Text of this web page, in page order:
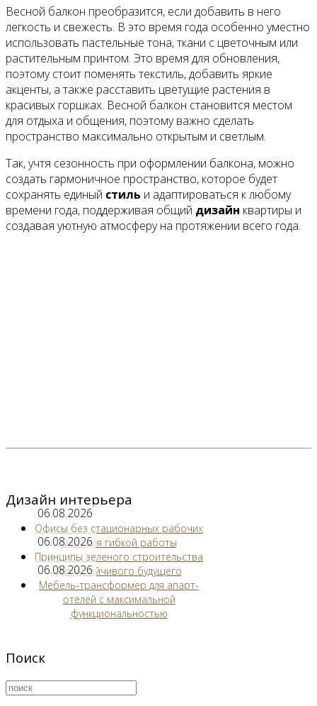
Весной балкон преобразится, если добавить в него
легкость и свежесть. В это время года особенно уместно
использовать пастельные тона, ткани с цветочным или
растительным принтом. Это время для обновления,
поэтому стоит поменять текстиль, добавить яркие
акценты, а также расставить цветущие растения в
красивых горшках. Весной балкон становится местом
для отдыха и общения, поэтому важно сделать
пространство максимально открытым и светлым.
Так, учтя сезонность при оформлении балкона, можно
создать гармоничное пространство, которое будет
сохранять единый стиль и адаптироваться к любому
времени года, поддерживая общий дизайн квартиры и
создавая уютную атмосферу на протяжении всего года.
Дизайн интерьера
06.08.2026
Офисы без стационарных рабочих
мест для гибкой работы
06.08.2026
Принципы зеленого строительства
для устойчивого будущего
06.08.2026
Мебель-трансформер для апарт-
отелей с максимальной
функциональностью
Поиск